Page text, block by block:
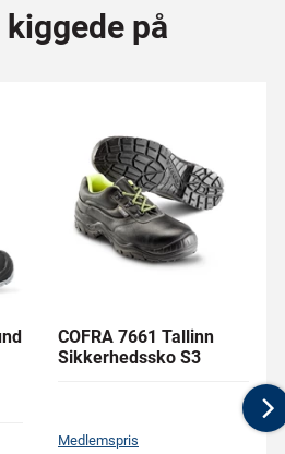
på
COFRA 7661 Tallinn
Sikkerhedssko S3
Medlemspris